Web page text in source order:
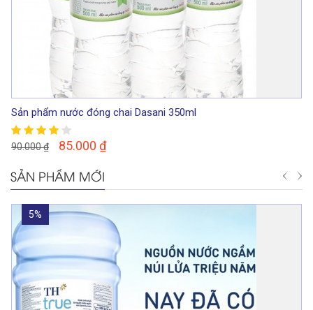
Sản phẩm nước đóng chai Dasani 350ml
90.000₫ 85.000 ₫
SẢN PHẨM MỚI
5%